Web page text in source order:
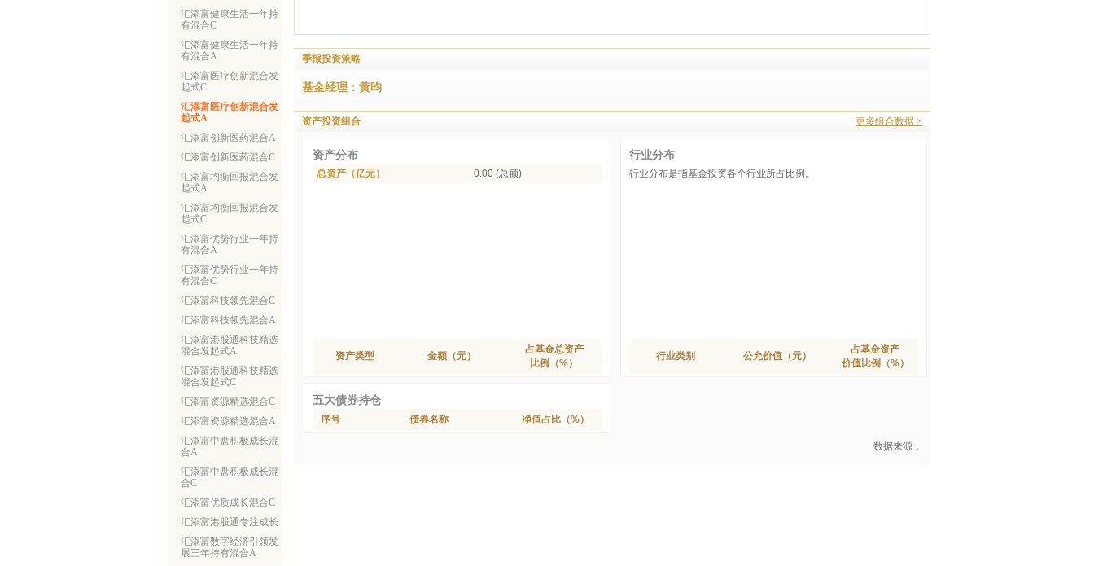
汇添富健康生活一年持
有混合C
汇添富健康生活一年持
有混合A
汇添富医疗创新混合发
起式C
汇添富医疗创新混合发
起式A
汇添富创新医药混合A
汇添富创新医药混合C
汇添富均衡回报混合发
起式A
汇添富均衡回报混合发
起式C
汇添富优势行业一年持
有混合A
汇添富优势行业一年持
有混合C
汇添富科技领先混合C
汇添富科技领先混合A
汇添富港股通科技精选
混合发起式A
汇添富港股通科技精选
混合发起式C
汇添富资源精选混合C
汇添富资源精选混合A
汇添富中盘积极成长混
合A
汇添富中盘积极成长混
合C
汇添富优质成长混合C
汇添富港股通专注成长
汇添富数字经济引领发
展三年持有混合A
季报投资策略
基金经理：黄昀
资产投资组合 更多组合数据 >
资产分布
总资产（亿元） 0.00 (总额)
资产类型 金额（元）
占基金总资产
比例（%）
行业分布
行业分布是指基金投资各个行业所占比例。
行业类别 公允价值（元）
占基金资产
价值比例（%）
五大债券持仓
序号 债券名称 净值占比（%）
数据来源：